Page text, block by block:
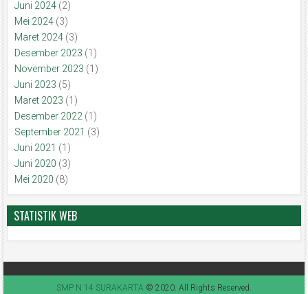
Juni 2024 (2)
Mei 2024 (3)
Maret 2024 (3)
Desember 2023 (1)
November 2023 (1)
Juni 2023 (5)
Maret 2023 (1)
Desember 2022 (1)
September 2021 (3)
Juni 2021 (1)
Juni 2020 (3)
Mei 2020 (8)
STATISTIK WEB
SMP N 14 SURAKARTA © 2020. All Rights Reserved.